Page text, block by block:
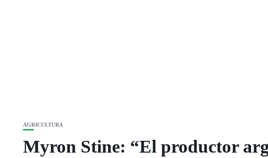
AGRICULTURA
Myron Stine: “El productor